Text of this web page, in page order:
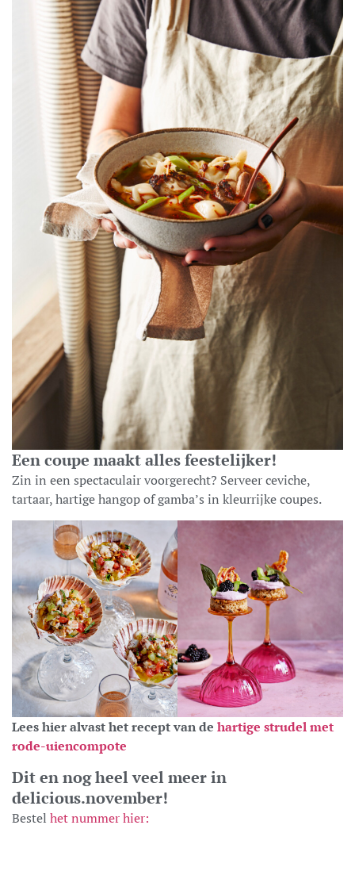
Een coupe maakt alles feestelijker!
Zin in een spectaculair voorgerecht? Serveer ceviche,
tartaar, hartige hangop of gamba’s in kleurrijke coupes.
Lees hier alvast het recept van de hartige strudel met
rode-uiencompote
Dit en nog heel veel meer in
delicious.november!
Bestel het nummer hier: